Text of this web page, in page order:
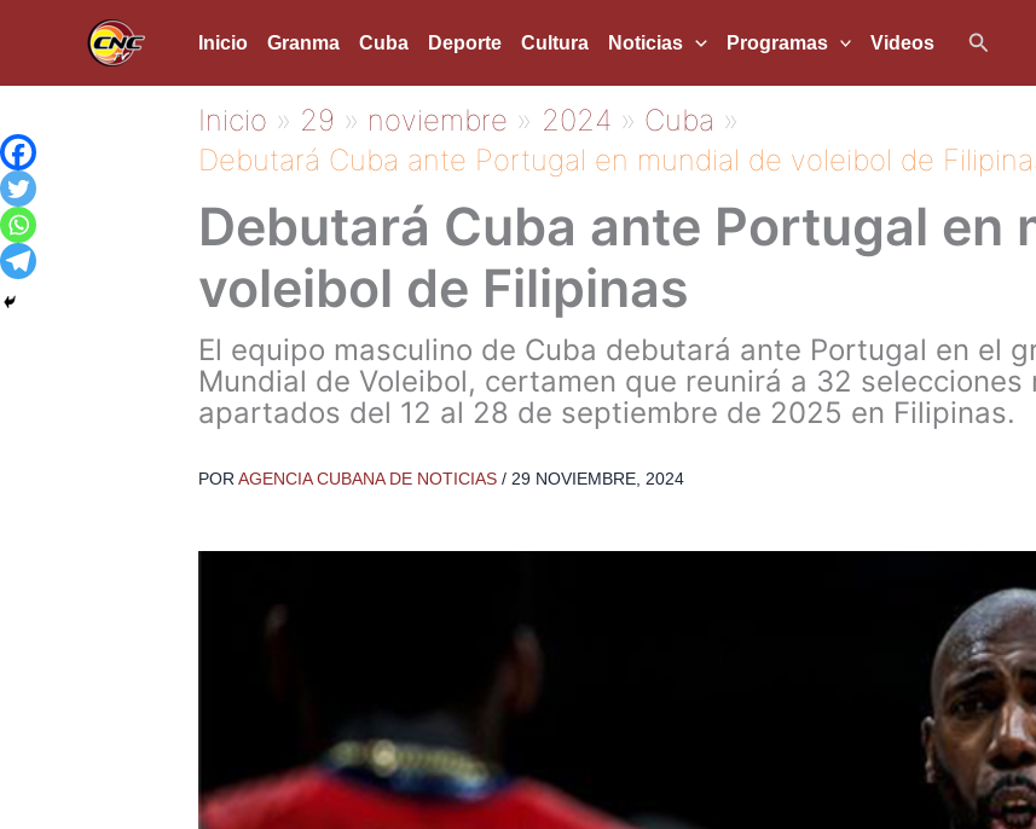
Inicio Granma Cuba Deporte Cultura Noticias Programas Videos Buscar
Inicio 29 noviembre 2024
Cuba
Debutará Cuba ante Portugal en mundial de voleibol de
Debutará Cuba ante Portugal en
voleibol de Filipinas
El equipo masculino de Cuba debutará ante Portugal en el
Mundial de Voleibol, certamen que reunirá a 32
apartados del 12 al 28 de septiembre de 2025 en Filipinas.
POR AGENCIA CUBANA DE NOTICIAS / 29 NOVIEMBRE, 2024